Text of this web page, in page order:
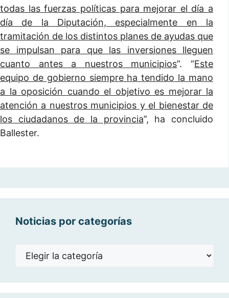
todas las fuerzas políticas para mejorar el día a
día de la Diputación, especialmente en la
tramitación de los distintos planes de ayudas que
se impulsan para que las inversiones lleguen
cuanto antes a nuestros municipios”. “Este
equipo de gobierno siempre ha tendido la mano
a la oposición cuando el objetivo es mejorar la
atención a nuestros municipios y el bienestar de
los ciudadanos de la provincia”, ha concluido
Ballester.
Noticias por categorías
Noticias